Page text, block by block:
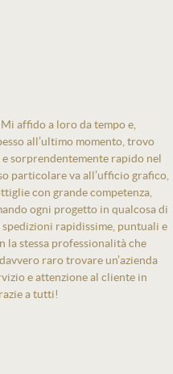
affido a loro da tempo e,
all’ultimo momento, trovo
sorprendentemente rapido nel
particolare va all’ufficio grafico,
con grande competenza,
ogni progetto in qualcosa di
rapidissime, puntuali e
la stessa professionalità che
raro trovare un’azienda
e attenzione al cliente in
a tutti!